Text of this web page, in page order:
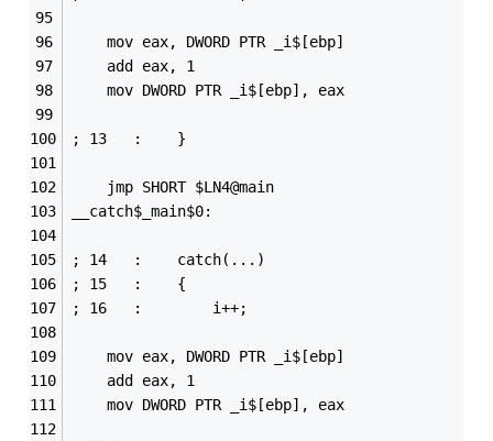
	mov	eax, DWORD PTR _i$[ebp]
	add	eax, 1
	mov	DWORD PTR _i$[ebp], eax
; 13   : 	}
	jmp	SHORT $LN4@main
__catch$_main$0:
; 14   : 	catch(...)
; 15   : 	{
; 16   : 		i++;
	mov	eax, DWORD PTR _i$[ebp]
	add	eax, 1
	mov	DWORD PTR _i$[ebp], eax